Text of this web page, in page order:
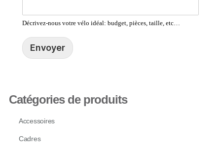
Décrivez-nous votre vélo idéal: budget, pièces, taille, etc…
Envoyer
Catégories de produits
Accessoires
Cadres